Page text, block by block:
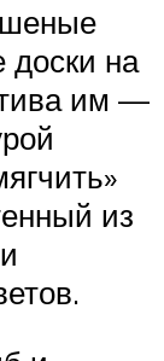
на
им —
из